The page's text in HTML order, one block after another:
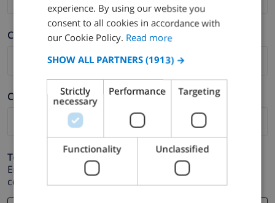
Cognom *
Correu electrònic *
Telèfon *
En cas que la direcció de correu electrònic no funcioni
correctament.
DUTCH
CATALAN
ITALIAN
DANISH
NORWEGIAN
experience. By using our website you
consent to all cookies in accordance with
our Cookie Policy. Read more
SHOW ALL PARTNERS (1913) →
Strictly
necessary
Performance Targeting
Functionality Unclassified